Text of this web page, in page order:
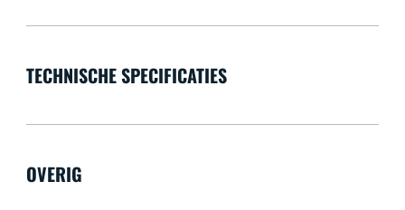
TECHNISCHE SPECIFICATIES
OVERIG